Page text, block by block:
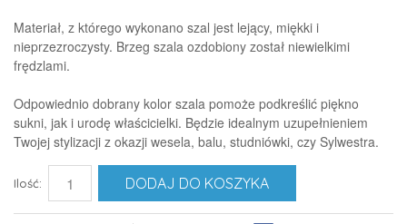
Materiał, z którego wykonano szal jest lejący, miękki i
nieprzezroczysty. Brzeg szala ozdobiony został niewielkimi
frędzlami.
Odpowiednio dobrany kolor szala pomoże podkreślić piękno
sukni, jak i urodę właścicielki. Będzie idealnym uzupełnieniem
Twojej stylizacji z okazji wesela, balu, studniówki, czy Sylwestra.
Ilość: DODAJ DO KOSZYKA